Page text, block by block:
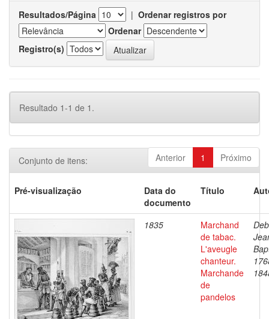
Resultados/Página | Ordenar registros por
Ordenar
Registro(s)
Resultado 1-1 de 1.
Anterior 1 Próximo
Conjunto de itens:
Pré-visualização
Data do
documento
Título
1835
Marchand
de tabac.
L'aveugle
chanteur.
Marchande
de
pandelos